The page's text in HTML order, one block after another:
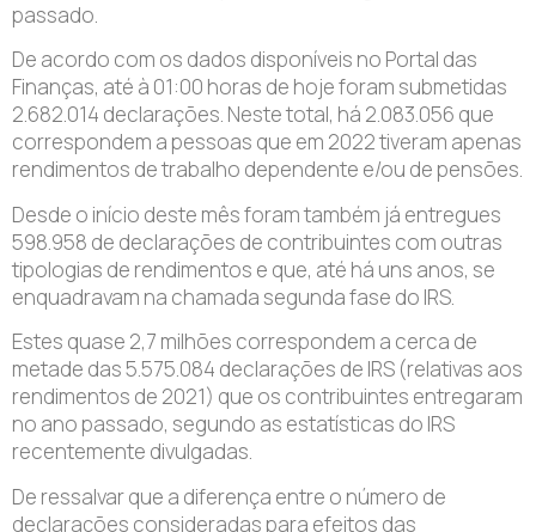
passado.
De acordo com os dados disponíveis no Portal das
Finanças, até à 01:00 horas de hoje foram submetidas
2.682.014 declarações. Neste total, há 2.083.056 que
correspondem a pessoas que em 2022 tiveram apenas
rendimentos de trabalho dependente e/ou de pensões.
Desde o início deste mês foram também já entregues
598.958 de declarações de contribuintes com outras
tipologias de rendimentos e que, até há uns anos, se
enquadravam na chamada segunda fase do IRS.
Estes quase 2,7 milhões correspondem a cerca de
metade das 5.575.084 declarações de IRS (relativas aos
rendimentos de 2021) que os contribuintes entregaram
no ano passado, segundo as estatísticas do IRS
recentemente divulgadas.
De ressalvar que a diferença entre o número de
declarações consideradas para efeitos das